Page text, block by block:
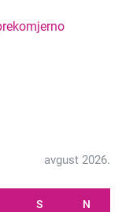
avgust 2026.
S N